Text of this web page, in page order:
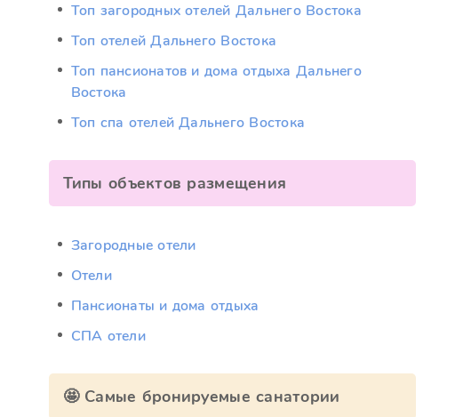
Топ загородных отелей Дальнего Востока
Топ отелей Дальнего Востока
Топ пансионатов и дома отдыха Дальнего
Востока
Топ спа отелей Дальнего Востока
Типы объектов размещения
Загородные отели
Отели
Пансионаты и дома отдыха
СПА отели
🤩 Самые бронируемые санатории